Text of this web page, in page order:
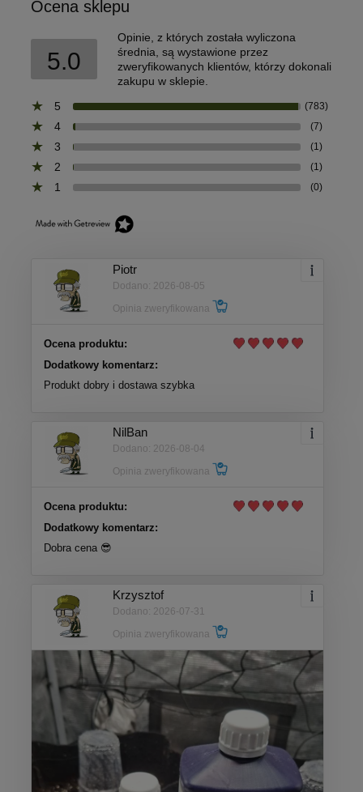
Ocena sklepu
5.0
Opinie, z których została wyliczona
średnia, są wystawione przez
zweryfikowanych klientów, którzy dokonali
zakupu w sklepie.
5
(783)
4 (7)
3 (1)
2 (1)
1 (0)
Piotr
Dodano: 2026-08-05
Opinia zweryfikowana
Ocena produktu:
Dodatkowy komentarz:
Produkt dobry i dostawa szybka
NilBan
Dodano: 2026-08-04
Opinia zweryfikowana
Ocena produktu:
Dodatkowy komentarz:
Dobra cena 😎
Krzysztof
Dodano: 2026-07-31
Opinia zweryfikowana